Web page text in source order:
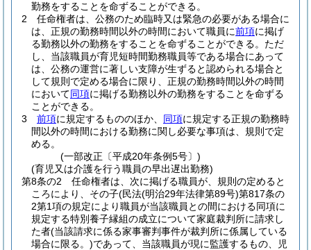
勤務をすることを命ずることができる。
2
任命権者は、公務のため臨時又は緊急の必要がある場合に
は、正規の勤務時間以外の時間において職員に前項に掲げ
る勤務以外の勤務をすることを命ずることができる。 ただ
し、当該職員が育児短時間勤務職員等である場合にあって
は、公務の運営に著しい支障が生ずると認められる場合と
して規則で定める場合に限り、正規の勤務時間以外の時間
において同項に掲げる勤務以外の勤務をすることを命ずる
ことができる。
3
前項に規定するもののほか、 同項に規定する正規の勤務時
間以外の時間における勤務に関し必要な事項は、規則で定
める。
(一部改正〔平成20年条例5号〕)
(育児又は介護を行う職員の早出遅出勤務)
第8条の2
任命権者は、次に掲げる職員が、規則の定めると
ころにより、その子(民法(明治29年法律第89号)第817条の
2第1項の規定により職員が当該職員との間における同項に
規定する特別養子縁組の成立について家庭裁判所に請求し
た者(当該請求に係る家事審判事件が裁判所に係属している
場合に限る。)であって、当該職員が現に監護するもの、児